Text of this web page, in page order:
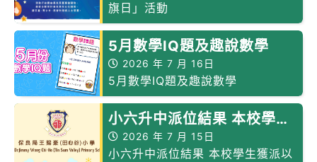
旗日」活動
5月數學IQ題及趣說數學
2026 年 7 月 16日
5月數學IQ題及趣說數學
小六升中派位結果 本校學生
獲派以下中學
2026 年 7 月 15日
小六升中派位結果 本校學生獲派以